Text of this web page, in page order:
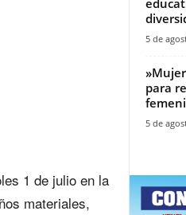
1 de julio en la
materiales,
5 de
para
5 de